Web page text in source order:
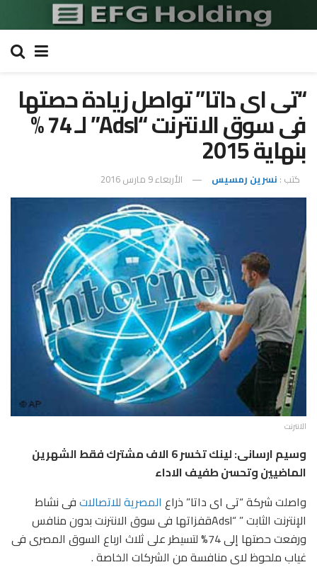
“تى اى داتا” تواصل زيادة حصتها
فى سوق الانترنت “Adsl” لـ 74 %
بنهاية 2015
كتب : نسرين رمسيس الأربعاء 9 مارس 2016
الانترنت
وسيم ارسانى: لينك تخسر 6 الاف مشترك فقط الشهرين
الماضيين وتحسن طفيف الاداء
واصلت شركة “تى اى داتا” ذراع المصرية للاتصالاتفى نشاط
الإنترنت الثابت ” “Adslقفزاتها فى سوق الانترنت بدون منافس
ورفعت حصتها إلى 74% لتسيطر على ثلاث ارباع السوق المصرى فى
غياب ملحوظ لاى منافسة من الشركات الخاصة .